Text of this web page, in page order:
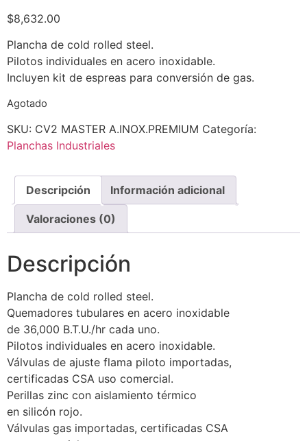
$8,632.00
Plancha de cold rolled steel.
Pilotos individuales en acero inoxidable.
Incluyen kit de espreas para conversión de gas.
Agotado
SKU: CV2 MASTER A.INOX.PREMIUM Categoría:
Planchas Industriales
Descripción Información adicional
Valoraciones (0)
Descripción
Plancha de cold rolled steel.
Quemadores tubulares en acero inoxidable
de 36,000 B.T.U./hr cada uno.
Pilotos individuales en acero inoxidable.
Válvulas de ajuste flama piloto importadas,
certificadas CSA uso comercial.
Perillas zinc con aislamiento térmico
en silicón rojo.
Válvulas gas importadas, certificadas CSA